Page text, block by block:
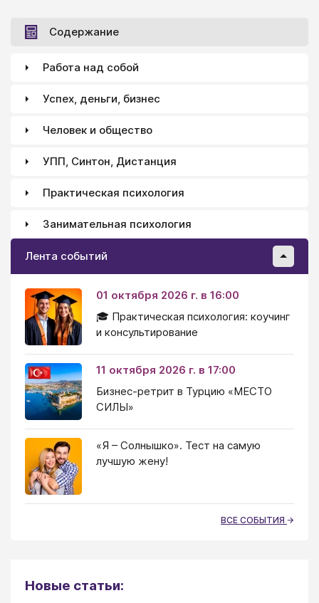
Содержание
Работа над собой
Успех, деньги, бизнес
Человек и общество
УПП, Синтон, Дистанция
Практическая психология
Занимательная психология
Лента событий
01 октября 2026 г. в 16:00
🎓 Практическая психология: коучинг
и консультирование
11 октября 2026 г. в 17:00
Бизнес-ретрит в Турцию «МЕСТО
СИЛЫ»
«Я – Солнышко». Тест на самую
лучшую жену!
ВСЕ СОБЫТИЯ
Новые статьи: